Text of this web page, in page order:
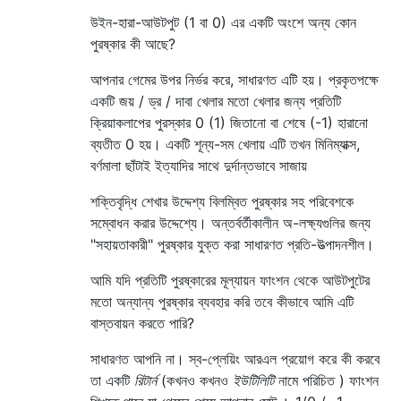
উইন-হারা-আউটপুট (1 বা 0) এর একটি অংশে অন্য কোন
পুরষ্কার কী আছে?
আপনার গেমের উপর নির্ভর করে, সাধারণত এটি হয়। প্রকৃতপক্ষে
একটি জয় / ড্র / দাবা খেলার মতো খেলার জন্য প্রতিটি
ক্রিয়াকলাপের পুরস্কার 0 (1) জিতানো বা শেষে (-1) হারানো
ব্যতীত 0 হয়। একটি শূন্য-সম খেলায় এটি তখন মিনিম্যাক্স,
বর্ণমালা ছাঁটাই ইত্যাদির সাথে দুর্দান্তভাবে সাজায়
শক্তিবৃদ্ধি শেখার উদ্দেশ্য বিলম্বিত পুরষ্কার সহ পরিবেশকে
সম্বোধন করার উদ্দেশ্যে। অন্তর্বর্তীকালীন অ-লক্ষ্যগুলির জন্য
"সহায়তাকারী" পুরষ্কার যুক্ত করা সাধারণত প্রতি-উত্পাদনশীল।
আমি যদি প্রতিটি পুরষ্কারের মূল্যায়ন ফাংশন থেকে আউটপুটের
মতো অন্যান্য পুরষ্কার ব্যবহার করি তবে কীভাবে আমি এটি
বাস্তবায়ন করতে পারি?
সাধারণত আপনি না। স্ব-প্লেয়িং আরএল প্রয়োগ করে কী করবে
তা একটি রিটার্ন(কখনও কখনও ইউটিলিটিনামে পরিচিত ) ফাংশন